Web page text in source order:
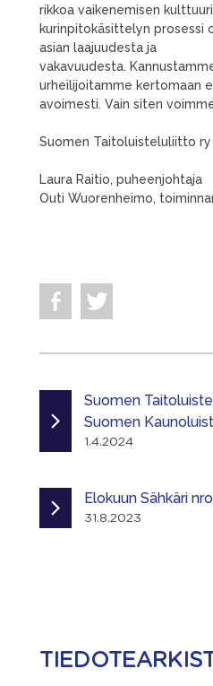
rikkoa vaikenemisen
kurinpitokäsittelyn prosessi
asian laajuudesta ja
vakavuudesta.
urheilijoitamme kertomaan
avoimesti. Vain siten
Suomen Taitoluisteluliitto ry
Laura Raitio,
Outi Wuorenheimo,
Suomen
Suomen
1.4.2024
Elokuun Sähkäri
31.8.2023